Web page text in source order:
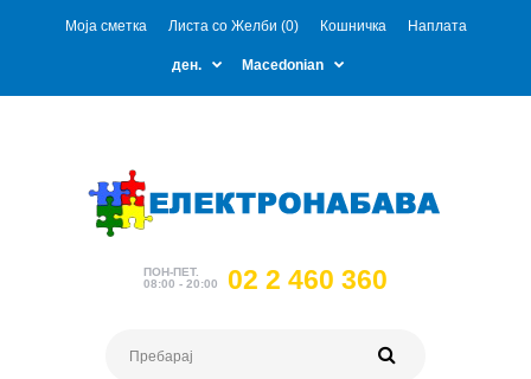
Моја сметка Листа со Желби (0) Кошничка Наплата
ден. Macedonian
ПОН-ПЕТ.
08:00 - 20:00
02 2 460 360